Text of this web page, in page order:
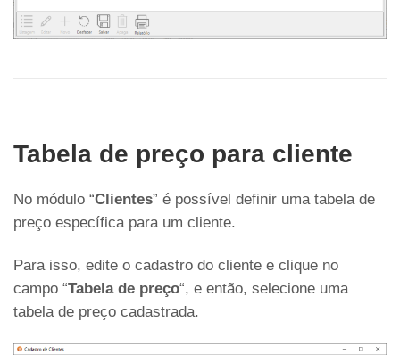
Tabela de preço para cliente
No módulo “Clientes” é possível definir uma tabela de
preço específica para um cliente.
Para isso, edite o cadastro do cliente e clique no
campo “Tabela de preço“, e então, selecione uma
tabela de preço cadastrada.